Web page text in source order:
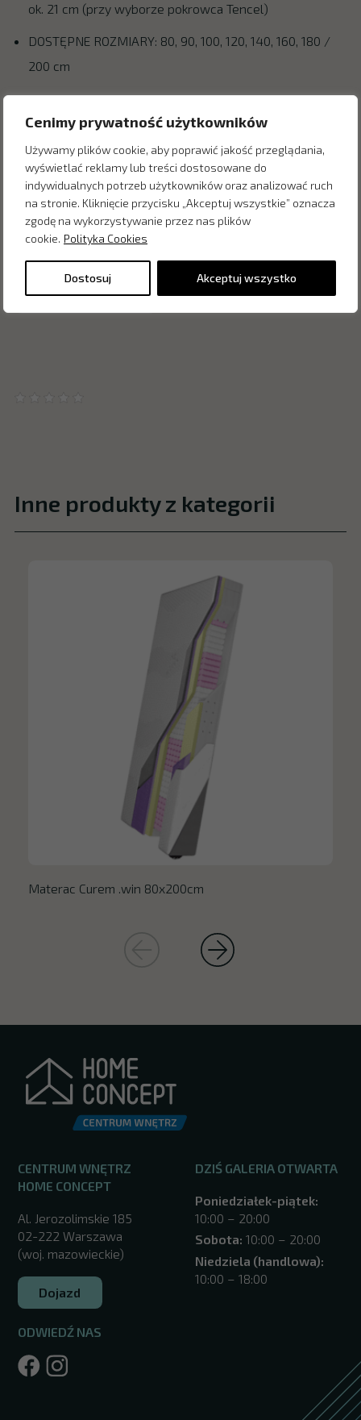
Cenimy prywatność użytkowników
Używamy plików cookie, aby poprawić jakość przeglądania,
wyświetlać reklamy lub treści dostosowane do
indywidualnych potrzeb użytkowników oraz analizować ruch
na stronie. Kliknięcie przycisku „Akceptuj wszystkie” oznacza
zgodę na wykorzystywanie przez nas plików
cookie. Polityka Cookies
Dostosuj Akceptuj wszystko
ok. 21 cm (przy wyborze pokrowca Tencel)
DOSTĘPNE ROZMIARY: 80, 90, 100, 120, 140, 160, 180 /
200 cm
Zapytaj o cenę w salonie:
Inne produkty z kategorii
Materac Curem .win 80x200cm
CENTRUM WNĘTRZ
HOME CONCEPT
Al. Jerozolimskie 185
02-222 Warszawa
(woj. mazowieckie)
Dojazd
ODWIEDŹ NAS
DZIŚ GALERIA OTWARTA
Poniedziałek-piątek:
10:00 – 20:00
Sobota: 10:00 – 20:00
Niedziela (handlowa):
10:00 – 18:00